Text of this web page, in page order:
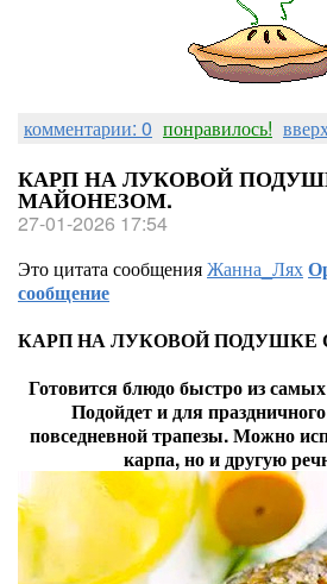
комментарии: 0 понравилось!
КАРП НА ЛУКОВОЙ
МАЙОНЕЗОМ.
27-01-2026 17:54
Это цитата сообщенияЖанна_Лях
сообщение
КАРП НА ЛУКОВОЙ ПОДУШКЕ
Готовится блюдо быстро из
Подойдет и для
повседневной трапезы. Можно
карпа, но и другую